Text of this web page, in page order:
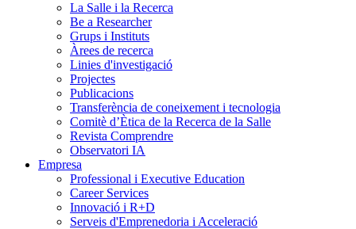
La Salle i la Recerca
Be a Researcher
Grups i Instituts
Àrees de recerca
Linies d'investigació
Projectes
Publicacions
Transferència de coneixement i tecnologia
Comitè d’Ètica de la Recerca de la Salle
Revista Comprendre
Observatori IA
Empresa
Professional i Executive Education
Career Services
Innovació i R+D
Serveis d'Emprenedoria i Acceleració